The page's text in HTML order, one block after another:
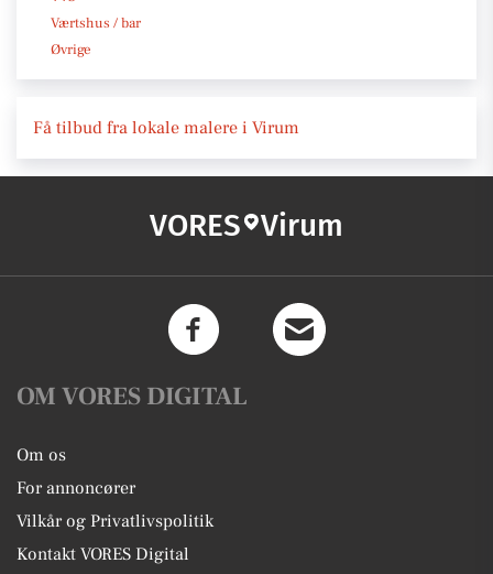
Værtshus / bar
Øvrige
Få tilbud fra lokale malere i Virum
VORES Virum
OM VORES DIGITAL
Om os
For annoncører
Vilkår og Privatlivspolitik
Kontakt VORES Digital